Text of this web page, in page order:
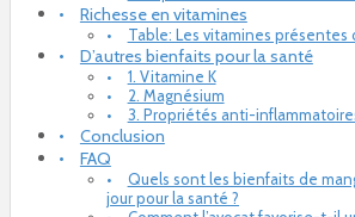
Richesse en vitamines
Table: Les vitamines présentes
D’autres bienfaits pour la santé
1. Vitamine K
2. Magnésium
3. Propriétés anti-
Conclusion
FAQ
Quels sont les bienfaits de
jour pour la santé ?